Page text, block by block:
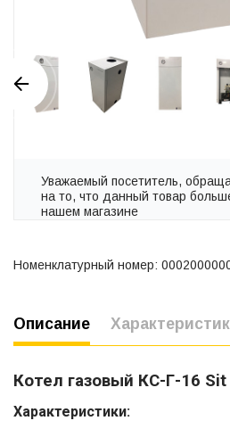
Уважаемый посетитель,
на то, что данный товар
нашем магазине
Номенклатурный номер:
Описание
Котел газовый КС-Г-16
Характеристики: